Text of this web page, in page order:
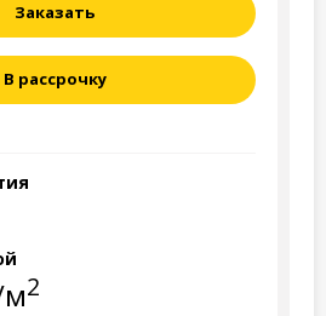
Заказать
В рассрочку
м2